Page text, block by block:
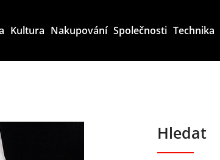
Kultura Nakupování Společnosti Technika
Hledat